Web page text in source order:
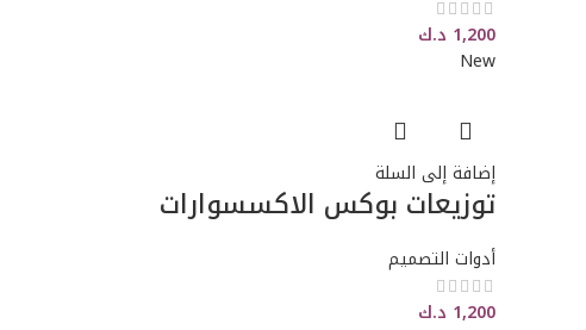
1,200 د.ك
New
إضافة إلى السلة
توزيعات بوكس الاكسسوارات
أدوات التصميم
1,200 د.ك